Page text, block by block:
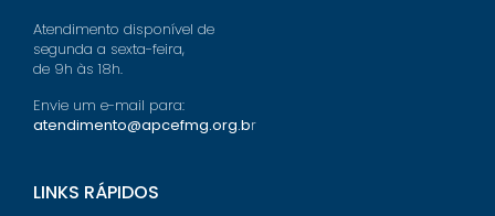
Atendimento disponível de
segunda a sexta-feira,
de 9h às 18h.
Envie um e-mail para:
atendimento@apcefmg.org.br
LINKS RÁPIDOS